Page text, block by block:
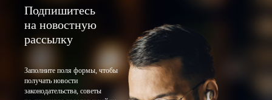
Подпишитесь
на новостную
рассылку
Заполните поля формы, чтобы
получать новости
законодательства, советы